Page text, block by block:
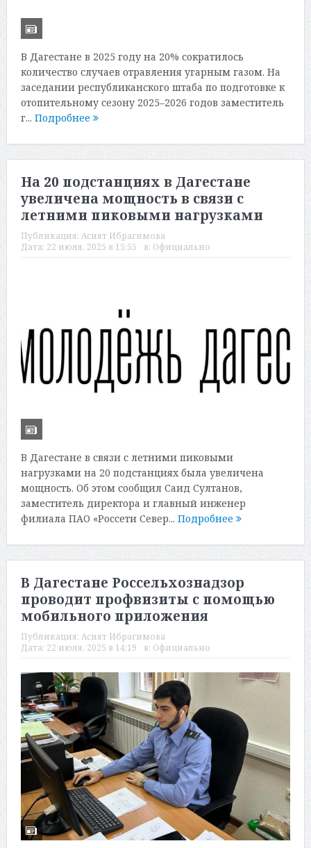
В Дагестане в 2025 году на 20% сократилось
количество случаев отравления угарным газом. На
заседании республиканского штаба по подготовке к
отопительному сезону 2025–2026 годов заместитель
г... Подробнее
На 20 подстанциях в Дагестане
увеличена мощность в связи с
летними пиковыми нагрузками
Публикация: Асият Ибрагимова
Дата: 22 июля, 2025 в 15:55 в: Официально
В Дагестане в связи с летними пиковыми
нагрузками на 20 подстанциях была увеличена
мощность. Об этом сообщил Саид Султанов,
заместитель директора и главный инженер
филиала ПАО «Россети Север... Подробнее
В Дагестане Россельхознадзор
проводит профвизиты с помощью
мобильного приложения
Публикация: Асият Ибрагимова
Дата: 22 июля, 2025 в 14:19 в: Официально